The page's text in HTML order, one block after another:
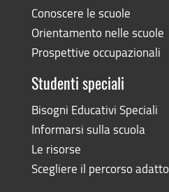
Conoscere le scuole
Orientamento nelle scuole
Prospettive occupazionali
Studenti speciali
Bisogni Educativi Speciali
Informarsi sulla scuola
Le risorse
Scegliere il percorso adatto